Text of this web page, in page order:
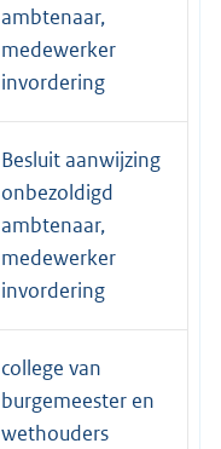
ambtenaar,
medewerker
invordering
Besluit aanwijzing
onbezoldigd
ambtenaar,
medewerker
invordering
college van
burgemeester en
wethouders